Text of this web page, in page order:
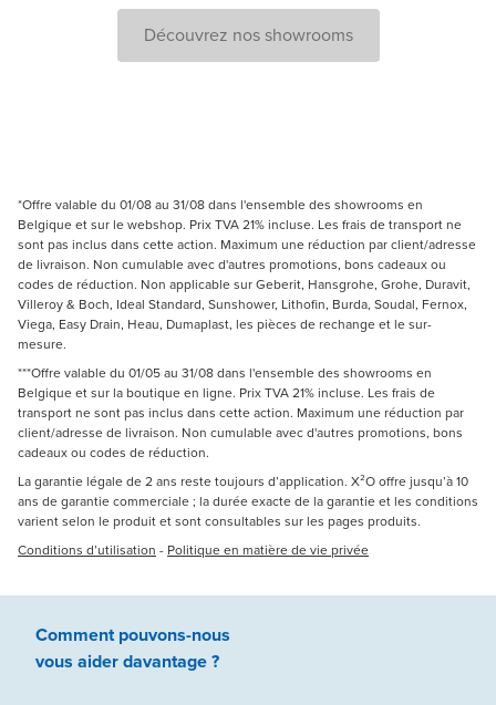
Découvrez nos showrooms
*Offre valable du 01/08 au 31/08 dans l'ensemble des showrooms en
Belgique et sur le webshop. Prix TVA 21% incluse. Les frais de transport ne
sont pas inclus dans cette action. Maximum une réduction par client/adresse
de livraison. Non cumulable avec d'autres promotions, bons cadeaux ou
codes de réduction. Non applicable sur Geberit, Hansgrohe, Grohe, Duravit,
Villeroy & Boch, Ideal Standard, Sunshower, Lithofin, Burda, Soudal, Fernox,
Viega, Easy Drain, Heau, Dumaplast, les pièces de rechange et le sur-
mesure.
***Offre valable du 01/05 au 31/08 dans l'ensemble des showrooms en
Belgique et sur la boutique en ligne. Prix TVA 21% incluse. Les frais de
transport ne sont pas inclus dans cette action. Maximum une réduction par
client/adresse de livraison. Non cumulable avec d'autres promotions, bons
cadeaux ou codes de réduction.
La garantie légale de 2 ans reste toujours d’application. X²O offre jusqu’à 10
ans de garantie commerciale ; la durée exacte de la garantie et les conditions
varient selon le produit et sont consultables sur les pages produits.
Conditions d’utilisation - Politique en matière de vie privée
Comment pouvons-nous
vous aiderdavantage ?